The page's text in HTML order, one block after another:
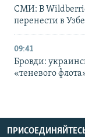
СМИ: В
перенести в
09:41
Бровди:
«теневого